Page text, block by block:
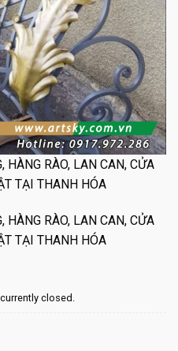
HÀNG RÀO, LAN CAN, CỬA
TẠI THANH HÓA
HÀNG RÀO, LAN CAN, CỬA
TẠI THANH HÓA
closed.